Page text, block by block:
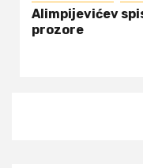
Alimpijevićev
prozore